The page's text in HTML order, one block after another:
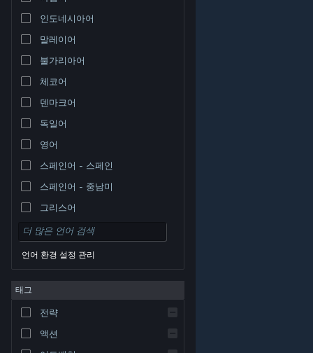
© Valve Corporation. 모든 권리 보유. 모든 상표는 미국
및 기타 국가에서 각각 해당 소유자의 재산입니다.
환불| 쿠키
인도네시아어
말레이어
불가리아어
체코어
덴마크어
독일어
영어
스페인어 - 스페인
스페인어 - 중남미
그리스어
언어 환경 설정 관리
태그
전략
액션